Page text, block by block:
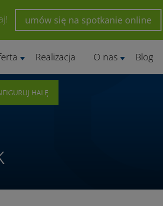
umów się na spotkanie online
Realizacja O nas Blog
HALĘ